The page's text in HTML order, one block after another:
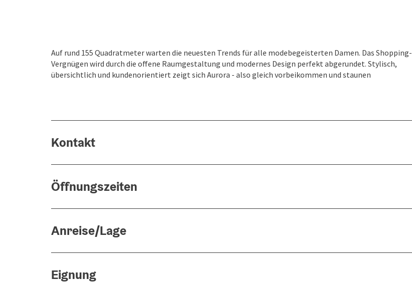
Auf rund 155 Quadratmeter warten die neuesten Trends für alle modebegeisterten Damen. Das Shopping-
Vergnügen wird durch die offene Raumgestaltung und modernes Design perfekt abgerundet. Stylisch,
übersichtlich und kundenorientiert zeigt sich Aurora - also gleich vorbeikommen und staunen
Kontakt
Öffnungszeiten
Anreise/Lage
Eignung